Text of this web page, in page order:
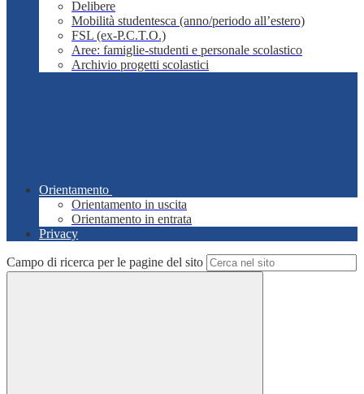
Delibere
Mobilità studentesca (anno/periodo all’estero)
FSL (ex-P.C.T.O.)
Aree: famiglie-studenti e personale scolastico
Archivio progetti scolastici
Orientamento
Orientamento in uscita
Orientamento in entrata
Privacy
Campo di ricerca per le pagine del sito